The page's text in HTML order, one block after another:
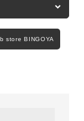
KIDS
store BINGOYA